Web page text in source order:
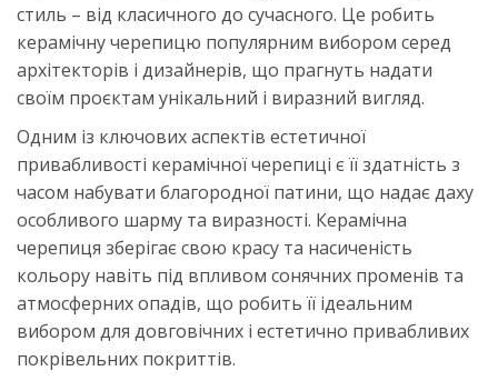
стиль – від класичного до сучасного. Це робить
керамічну черепицю популярним вибором серед
архітекторів і дизайнерів, що прагнуть надати
своїм проєктам унікальний і виразний вигляд.
Одним із ключових аспектів естетичної
привабливості керамічної черепиці є її здатність з
часом набувати благородної патини, що надає даху
особливого шарму та виразності. Керамічна
черепиця зберігає свою красу та насиченість
кольору навіть під впливом сонячних променів та
атмосферних опадів, що робить її ідеальним
вибором для довговічних і естетично привабливих
покрівельних покриттів.